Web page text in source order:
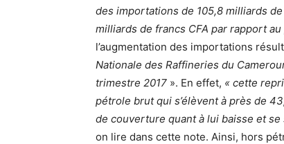
des importations de 105,8 milliards
milliards de francs CFA par rapport
l’augmentation des importations
Nationale des Raffineries du
trimestre 2017 ». En effet, « cette
pétrole brut qui s’élèvent à près de
de couverture quant à lui baisse et
on lire dans cette note. Ainsi, hors